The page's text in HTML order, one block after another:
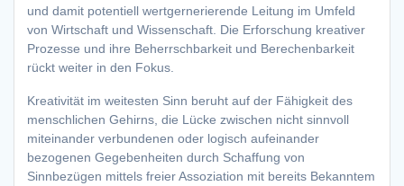
und damit potentiell wertgernerierende Leitung im Umfeld
von Wirtschaft und Wissenschaft. Die Erforschung kreativer
Prozesse und ihre Beherrschbarkeit und Berechenbarkeit
rückt weiter in den Fokus.
Kreativität im weitesten Sinn beruht auf der Fähigkeit des
menschlichen Gehirns, die Lücke zwischen nicht sinnvoll
miteinander verbundenen oder logisch aufeinander
bezogenen Gegebenheiten durch Schaffung von
Sinnbezügen mittels freier Assoziation mit bereits Bekanntem